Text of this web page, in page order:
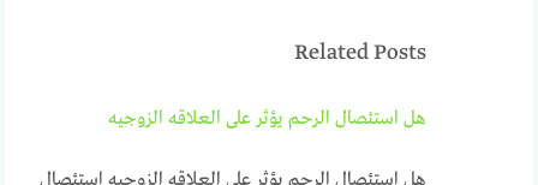
Related Posts
هل استئصال الرحم يؤثر على العلاقه الزوجيه